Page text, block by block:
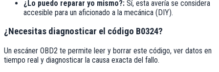
¿Lo puedo reparar yo mismo?: Sí, esta avería se considera
accesible para un aficionado a la mecánica (DIY).
¿Necesitas diagnosticar el código B0324?
Un escáner OBD2 te permite leer y borrar este código, ver datos en
tiempo real y diagnosticar la causa exacta del fallo.